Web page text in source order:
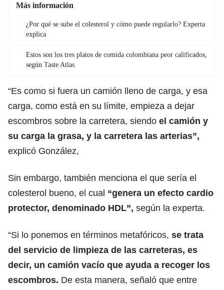
Más información
¿Por qué se sube el colesterol y cómo puede regularlo? Experta
explica
Estos son los tres platos de comida colombiana peor calificados,
según Taste Atlas
“Es como si fuera un camión lleno de carga, y esa
carga, como está en su límite, empieza a dejar
escombros sobre la carretera, siendo el camión y
su carga la grasa, y la carretera las arterias”,
explicó González,
Sin embargo, también menciona el que sería el
colesterol bueno, el cual “genera un efecto cardio
protector, denominado HDL”, según la experta.
“Si lo ponemos en términos metafóricos, se trata
del servicio de limpieza de las carreteras, es
decir, un camión vacío que ayuda a recoger los
escombros. De esta manera, señaló que entre